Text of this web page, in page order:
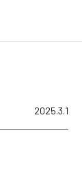
2025.3.1